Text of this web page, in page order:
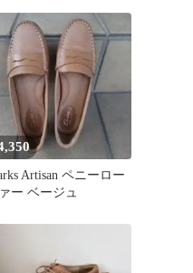
Artisan ペニーロー
ー ベージュ